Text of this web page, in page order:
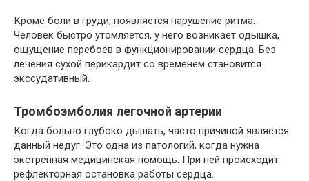
Кроме боли в груди, появляется нарушение ритма.
Человек быстро утомляется, у него возникает одышка,
ощущение перебоев в функционировании сердца. Без
лечения сухой перикардит со временем становится
экссудативный.
Тромбоэмболия легочной артерии
Когда больно глубоко дышать, часто причиной является
данный недуг. Это одна из патологий, когда нужна
экстренная медицинская помощь. При ней происходит
рефлекторная остановка работы сердца.